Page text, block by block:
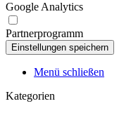
Google Analytics
Partnerprogramm
Menü schließen
Kategorien